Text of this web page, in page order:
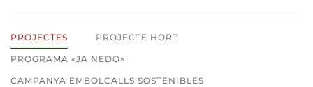
PROJECTES PROJECTE HORT
PROGRAMA «JA NEDO»
CAMPANYA EMBOLCALLS SOSTENIBLES